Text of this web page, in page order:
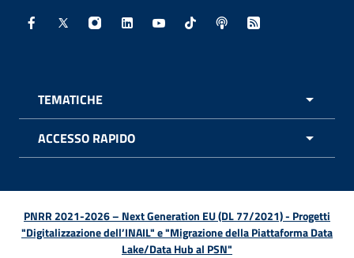
Facebook - Sito esterno - Apertura in nuova finestra
X - Sito esterno - Apertura in nuova finestra
Instagram - Sito esterno - Apertura in
Linkedin - Sito esterno - Apertura in
Youtube - Sito esterno -
TikTok - Sito esterno -
Spreaker - Sito
Feed RSS -
TEMATICHE
ACCESSO RAPIDO
PNRR 2021-2026 – Next Generation EU (DL 77/2021) - Progetti
"Digitalizzazione dell’INAIL" e "Migrazione della Piattaforma Data
Lake/Data Hub al PSN"